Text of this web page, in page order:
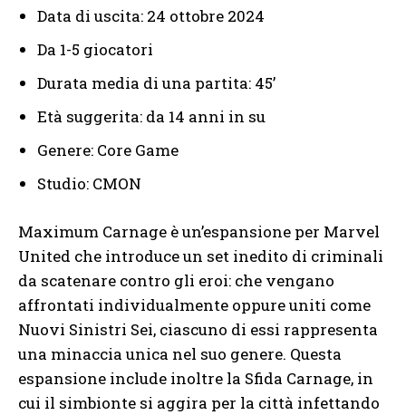
Data di uscita: 24 ottobre 2024
Da 1-5 giocatori
Durata media di una partita: 45’
Età suggerita: da 14 anni in su
Genere: Core Game
Studio: CMON
Maximum Carnage è un’espansione per Marvel
United che introduce un set inedito di criminali
da scatenare contro gli eroi: che vengano
affrontati individualmente oppure uniti come
Nuovi Sinistri Sei, ciascuno di essi rappresenta
una minaccia unica nel suo genere. Questa
espansione include inoltre la Sfida Carnage, in
cui il simbionte si aggira per la città infettando